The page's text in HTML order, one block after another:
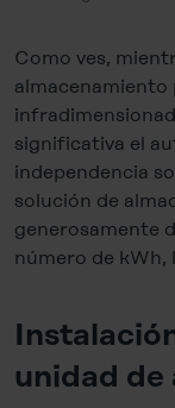
Como ves,
significativa el
independencia
solución de
generosamente
número de kWh,
unidad de